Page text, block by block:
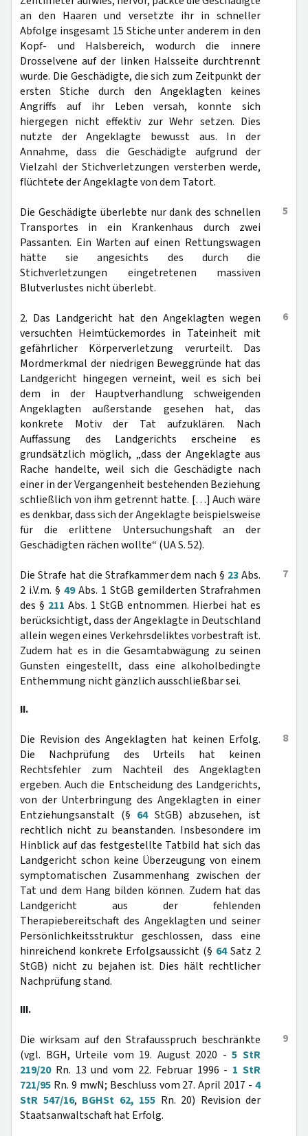
an den Haaren und versetzte ihr in schneller
Abfolge insgesamt 15 Stiche unter anderem in den
Kopf- und Halsbereich, wodurch die innere
Drosselvene auf der linken Halsseite durchtrennt
wurde. Die Geschädigte, die sich zum Zeitpunkt der
ersten Stiche durch den Angeklagten keines
Angriffs auf ihr Leben versah, konnte sich
hiergegen nicht effektiv zur Wehr setzen. Dies
nutzte der Angeklagte bewusst aus. In der
Annahme, dass die Geschädigte aufgrund der
Vielzahl der Stichverletzungen versterben werde,
flüchtete der Angeklagte von dem Tatort.
5
Die Geschädigte überlebte nur dank des schnellen
Transportes in ein Krankenhaus durch zwei
Passanten. Ein Warten auf einen Rettungswagen
hätte sie angesichts des durch die
Stichverletzungen eingetretenen massiven
Blutverlustes nicht überlebt.
6
2. Das Landgericht hat den Angeklagten wegen
versuchten Heimtückemordes in Tateinheit mit
gefährlicher Körperverletzung verurteilt. Das
Mordmerkmal der niedrigen Beweggründe hat das
Landgericht hingegen verneint, weil es sich bei
dem in der Hauptverhandlung schweigenden
Angeklagten außerstande gesehen hat, das
konkrete Motiv der Tat aufzuklären. Nach
Auffassung des Landgerichts erscheine es
grundsätzlich möglich, „dass der Angeklagte aus
Rache handelte, weil sich die Geschädigte nach
einer in der Vergangenheit bestehenden Beziehung
schließlich von ihm getrennt hatte. […] Auch wäre
es denkbar, dass sich der Angeklagte beispielsweise
für die erlittene Untersuchungshaft an der
Geschädigten rächen wollte“ (UA S. 52).
7
Die Strafe hat die Strafkammer dem nach § 23Abs.
2 i.V.m. § 49Abs. 1 StGB gemilderten Strafrahmen
des § 211 Abs. 1 StGB entnommen. Hierbei hat es
berücksichtigt, dass der Angeklagte in Deutschland
allein wegen eines Verkehrsdeliktes vorbestraft ist.
Zudem hat es in die Gesamtabwägung zu seinen
Gunsten eingestellt, dass eine alkoholbedingte
Enthemmung nicht gänzlich ausschließbar sei.
II.
8
Die Revision des Angeklagten hat keinen Erfolg.
Die Nachprüfung des Urteils hat keinen
Rechtsfehler zum Nachteil des Angeklagten
ergeben. Auch die Entscheidung des Landgerichts,
von der Unterbringung des Angeklagten in einer
Entziehungsanstalt (§ 64StGB) abzusehen, ist
rechtlich nicht zu beanstanden. Insbesondere im
Hinblick auf das festgestellte Tatbild hat sich das
Landgericht schon keine Überzeugung von einem
symptomatischen Zusammenhang zwischen der
Tat und dem Hang bilden können. Zudem hat das
Landgericht aus der fehlenden
Therapiebereitschaft des Angeklagten und seiner
Persönlichkeitsstruktur geschlossen, dass eine
hinreichend konkrete Erfolgsaussicht (§ 64Satz 2
StGB) nicht zu bejahen ist. Dies hält rechtlicher
Nachprüfung stand.
III.
9
Die wirksam auf den Strafausspruch beschränkte
(vgl. BGH, Urteile vom 19. August 2020 -5 StR
219/20Rn. 13 und vom 22. Februar 1996 - 1 StR
721/95 Rn. 9 mwN; Beschluss vom 27. April 2017 - 4
StR 547/16, BGHSt 62, 155 Rn. 20) Revision der
Staatsanwaltschaft hat Erfolg.